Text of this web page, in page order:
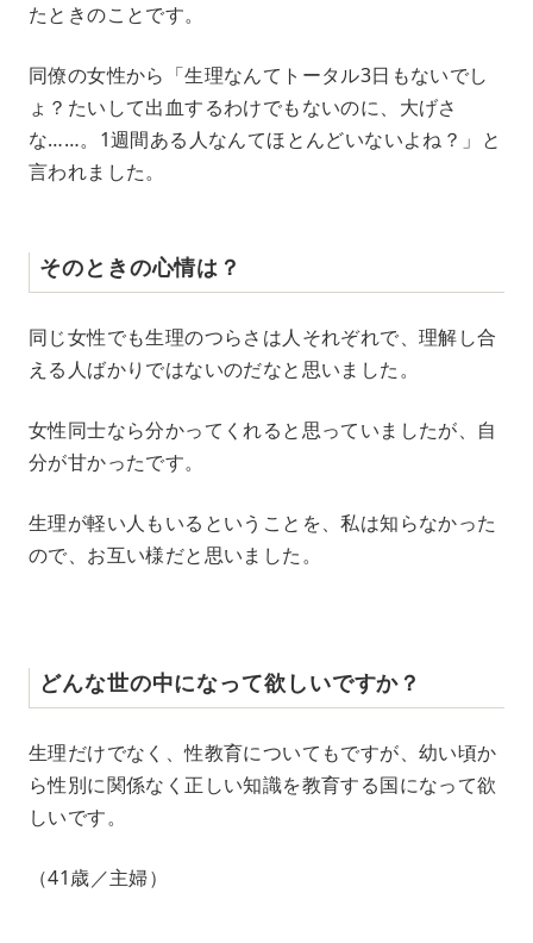
たときのことです。
同僚の女性から「生理なんてトータル3日もないでし
ょ？たいして出血するわけでもないのに、大げさ
な……。1週間ある人なんてほとんどいないよね？」と
言われました。
そのときの心情は？
同じ女性でも生理のつらさは人それぞれで、理解し合
える人ばかりではないのだなと思いました。
女性同士なら分かってくれると思っていましたが、自
分が甘かったです。
生理が軽い人もいるということを、私は知らなかった
ので、お互い様だと思いました。
どんな世の中になって欲しいですか？
生理だけでなく、性教育についてもですが、幼い頃か
ら性別に関係なく正しい知識を教育する国になって欲
しいです。
（41歳／主婦）